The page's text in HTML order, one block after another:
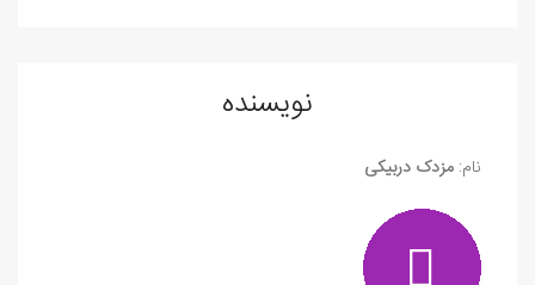
نویسنده
نام: مزدک دربیکی